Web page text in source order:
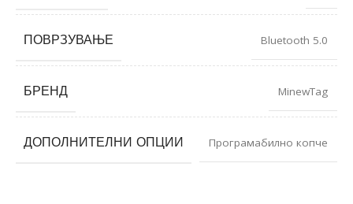
ПОВРЗУВАЊЕ Bluetooth 5.0
БРЕНД MinewTag
ДОПОЛНИТЕЛНИ ОПЦИИ Програмабилно копче